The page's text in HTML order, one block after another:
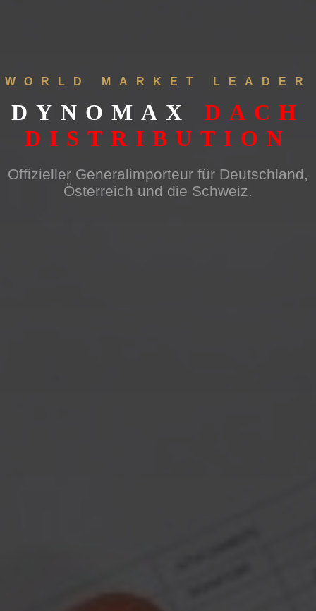
WORLD MARKET LEADER
DYNOMAX DACH
DISTRIBUTION
Offizieller Generalimporteur für Deutschland,
Österreich und die Schweiz.